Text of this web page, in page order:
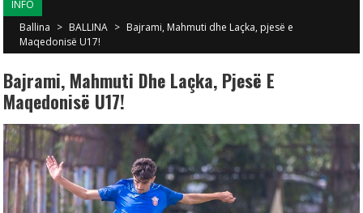
INFO
Ballina > BALLINA > Bajrami, Mahmuti dhe Laçka, pjesë e
Maqedonisë U17!
Bajrami, Mahmuti Dhe Laçka, Pjesë E
Maqedonisë U17!